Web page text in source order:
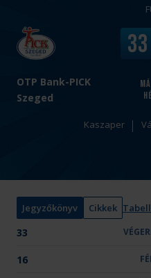
OTP Bank-PICK
Szeged
v
s
.
33
Kaszaper
Jegyzőkönyv Cikkek
33
16